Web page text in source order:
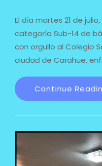
El día martes 21 de
categoría Sub-14 de
con orgullo al Colegio
ciudad de Carahue,
Continue